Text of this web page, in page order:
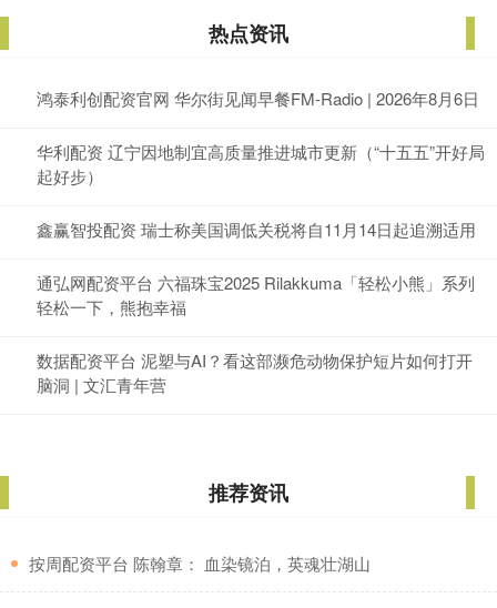
热点资讯
鸿泰利创配资官网 华尔街见闻早餐FM-Radio | 2026年8月6日
华利配资 辽宁因地制宜高质量推进城市更新（“十五五”开好局
起好步）
鑫赢智投配资 瑞士称美国调低关税将自11月14日起追溯适用
通弘网配资平台 六福珠宝2025 Rilakkuma「轻松小熊」系列
轻松一下，熊抱幸福
数据配资平台 泥塑与AI？看这部濒危动物保护短片如何打开
脑洞 | 文汇青年营
推荐资讯
​按周配资平台 陈翰章： 血染镜泊，英魂壮湖山